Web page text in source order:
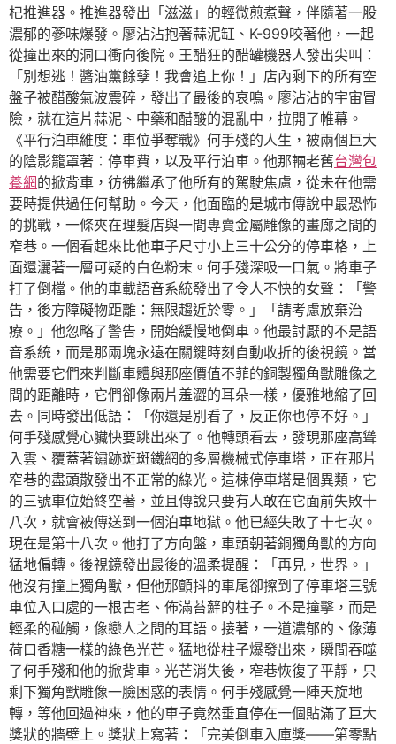
杞推進器。推進器發出「滋滋」的輕微煎煮聲，伴隨著一股
濃郁的蔘味爆發。廖沾沾抱著蒜泥缸、K-999咬著他，一起
從撞出來的洞口衝向後院。王醋狂的醋罐機器人發出尖叫：
「別想逃！醬油黨餘孽！我會追上你！」店內剩下的所有空
盤子被醋酸氣波震碎，發出了最後的哀鳴。廖沾沾的宇宙冒
險，就在這片蒜泥、中藥和醋酸的混亂中，拉開了帷幕。
《平行泊車維度：車位爭奪戰》何手殘的人生，被兩個巨大
的陰影籠罩著：停車費，以及平行泊車。他那輛老舊台灣包
養網的掀背車，彷彿繼承了他所有的駕駛焦慮，從未在他需
要時提供過任何幫助。今天，他面臨的是城市傳說中最恐怖
的挑戰，一條夾在理髮店與一間專賣金屬雕像的畫廊之間的
窄巷。一個看起來比他車子尺寸小上三十公分的停車格，上
面還灑著一層可疑的白色粉末。何手殘深吸一口氣。將車子
打了倒檔。他的車載語音系統發出了令人不快的女聲：「警
告，後方障礙物距離：無限趨近於零。」「請考慮放棄治
療。」他忽略了警告，開始緩慢地倒車。他最討厭的不是語
音系統，而是那兩塊永遠在關鍵時刻自動收折的後視鏡。當
他需要它們來判斷車體與那座價值不菲的銅製獨角獸雕像之
間的距離時，它們卻像兩片羞澀的耳朵一樣，優雅地縮了回
去。同時發出低語：「你還是別看了，反正你也停不好。」
何手殘感覺心臟快要跳出來了。他轉頭看去，發現那座高聳
入雲、覆蓋著鏽跡斑斑鐵網的多層機械式停車塔，正在那片
窄巷的盡頭散發出不正常的綠光。這棟停車塔是個異類，它
的三號車位始終空著，並且傳說只要有人敢在它面前失敗十
八次，就會被傳送到一個泊車地獄。他已經失敗了十七次。
現在是第十八次。他打了方向盤，車頭朝著銅獨角獸的方向
猛地偏轉。後視鏡發出最後的溫柔提醒：「再見，世界。」
他沒有撞上獨角獸，但他那顫抖的車尾卻擦到了停車塔三號
車位入口處的一根古老、佈滿苔蘚的柱子。不是撞擊，而是
輕柔的碰觸，像戀人之間的耳語。接著，一道濃郁的、像薄
荷口香糖一樣的綠色光芒。猛地從柱子爆發出來，瞬間吞噬
了何手殘和他的掀背車。光芒消失後，窄巷恢復了平靜，只
剩下獨角獸雕像一臉困惑的表情。何手殘感覺一陣天旋地
轉，等他回過神來，他的車子竟然垂直停在一個貼滿了巨大
獎狀的牆壁上。獎狀上寫著：「完美倒車入庫獎——第零點